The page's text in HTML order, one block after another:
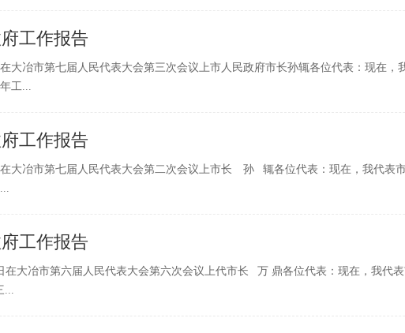
工作报告
大冶市第七届人民代表大会第三次会议上市人民政府市长孙辄各位代表：现在
工...
工作报告
大冶市第七届人民代表大会第二次会议上市长 孙 辄各位代表：现在，我代表
工作报告
大冶市第六届人民代表大会第六次会议上代市长 万 鼎各位代表：现在，我代
...